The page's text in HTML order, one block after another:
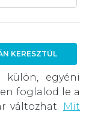
KERESZTÜL
külön, egyéni
foglalod le a
változhat. Mit